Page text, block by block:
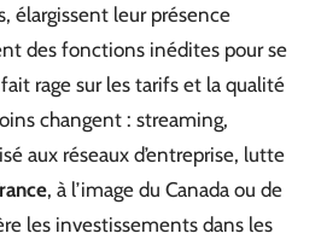
élargissent leur présence
des fonctions inédites pour se
rage sur les tarifs et la qualité
changent : streaming,
aux réseaux d’entreprise, lutte
, à l’image du Canada ou de
les investissements dans les